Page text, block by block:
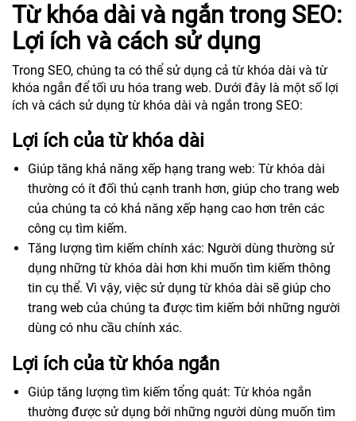
Từ khóa dài và ngắn trong SEO:
Lợi ích và cách sử dụng
Trong SEO, chúng ta có thể sử dụng cả từ khóa dài và từ
khóa ngắn để tối ưu hóa trang web. Dưới đây là một số lợi
ích và cách sử dụng từ khóa dài và ngắn trong SEO:
Lợi ích của từ khóa dài
Giúp tăng khả năng xếp hạng trang web: Từ khóa dài
thường có ít đối thủ cạnh tranh hơn, giúp cho trang web
của chúng ta có khả năng xếp hạng cao hơn trên các
công cụ tìm kiếm.
Tăng lượng tìm kiếm chính xác: Người dùng thường sử
dụng những từ khóa dài hơn khi muốn tìm kiếm thông
tin cụ thể. Vì vậy, việc sử dụng từ khóa dài sẽ giúp cho
trang web của chúng ta được tìm kiếm bởi những người
dùng có nhu cầu chính xác.
Lợi ích của từ khóa ngắn
Giúp tăng lượng tìm kiếm tổng quát: Từ khóa ngắn
thường được sử dụng bởi những người dùng muốn tìm